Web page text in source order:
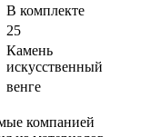
В комплекте
25
Камень
искусственный
венге
компанией